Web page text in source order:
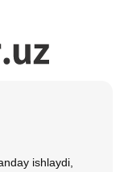
ishlaydi,